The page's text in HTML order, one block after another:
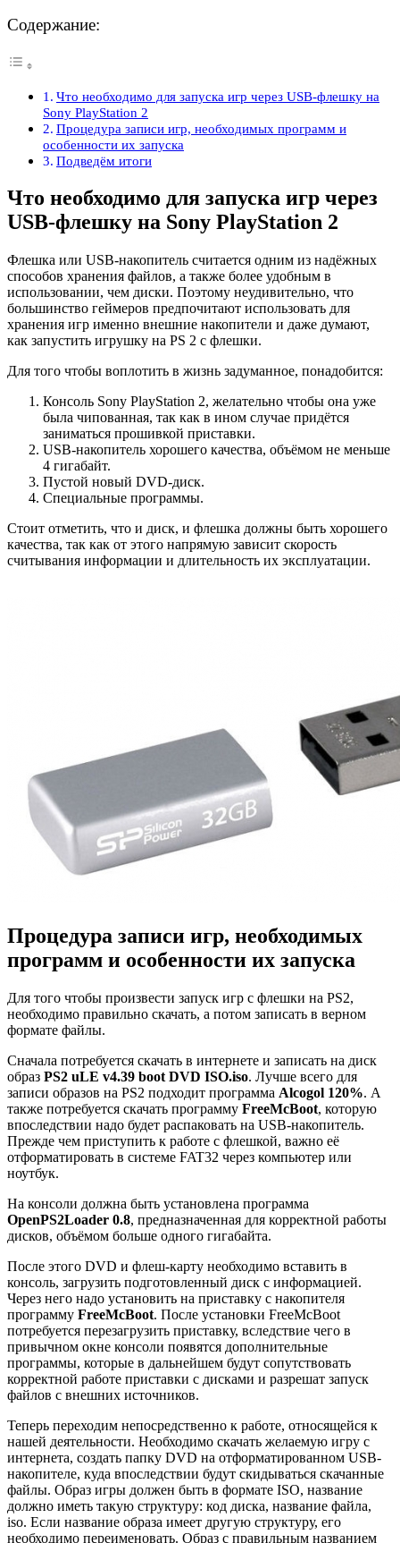
Содержание:
Что необходимо для запуска игр через USB-флешку на
Sony PlayStation 2
Процедура записи игр, необходимых программ и
особенности их запуска
Подведём итоги
Что необходимо для запуска игр через
USB-флешку на Sony PlayStation 2
Флешка или USB-накопитель считается одним из надёжных
способов хранения файлов, а также более удобным в
использовании, чем диски. Поэтому неудивительно, что
большинство геймеров предпочитают использовать для
хранения игр именно внешние накопители и даже думают,
как запустить игрушку на PS 2 с флешки.
Для того чтобы воплотить в жизнь задуманное, понадобится:
Консоль Sony PlayStation 2, желательно чтобы она уже
была чипованная, так как в ином случае придётся
заниматься прошивкой приставки.
USB-накопитель хорошего качества, объёмом не меньше
4 гигабайт.
Пустой новый DVD-диск.
Специальные программы.
Стоит отметить, что и диск, и флешка должны быть хорошего
качества, так как от этого напрямую зависит скорость
считывания информации и длительность их эксплуатации.
Процедура записи игр, необходимых
программ и особенности их запуска
Для того чтобы произвести запуск игр с флешки на PS2,
необходимо правильно скачать, а потом записать в верном
формате файлы.
Сначала потребуется скачать в интернете и записать на диск
образ PS2 uLE v4.39 boot DVD ISO.iso. Лучше всего для
записи образов на PS2 подходит программа Alcogol 120%. А
также потребуется скачать программу FreeMcBoot, которую
впоследствии надо будет распаковать на USB-накопитель.
Прежде чем приступить к работе с флешкой, важно её
отформатировать в системе FAT32 через компьютер или
ноутбук.
На консоли должна быть установлена программа
OpenPS2Loader 0.8, предназначенная для корректной работы
дисков, объёмом больше одного гигабайта.
После этого DVD и флеш-карту необходимо вставить в
консоль, загрузить подготовленный диск с информацией.
Через него надо установить на приставку с накопителя
программу FreeMcBoot. После установки FreeMcBoot
потребуется перезагрузить приставку, вследствие чего в
привычном окне консоли появятся дополнительные
программы, которые в дальнейшем будут сопутствовать
корректной работе приставки с дисками и разрешат запуск
файлов с внешних источников.
Теперь переходим непосредственно к работе, относящейся к
нашей деятельности. Необходимо скачать желаемую игру с
интернета, создать папку DVD на отформатированном USB-
накопителе, куда впоследствии будут скидываться скачанные
файлы. Образ игры должен быть в формате ISO, название
должно иметь такую структуру: код диска, название файла,
iso. Если название образа имеет другую структуру, его
необходимо переименовать. Образ с правильным названием